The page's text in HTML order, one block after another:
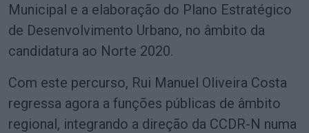
Municipal e a elaboração do Plano Estratégico
de Desenvolvimento Urbano, no âmbito da
candidatura ao Norte 2020.
Com este percurso, Rui Manuel Oliveira Costa
regressa agora a funções públicas de âmbito
regional, integrando a direção da CCDR-N numa